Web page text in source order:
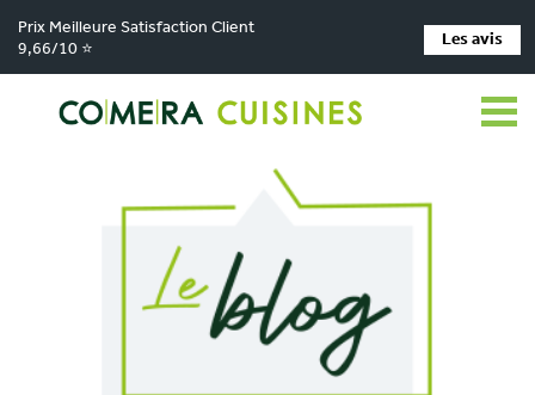
Prix Meilleure Satisfaction Client
9,66/10 ⭐
Les avis